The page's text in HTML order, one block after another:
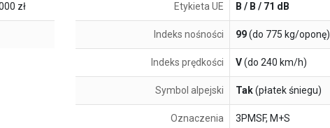
zł Etykieta UE B / B / 71 dB
Indeks nośności 99(do 775 kg/oponę)
Indeks prędkości V(do 240 km/h)
Symbol alpejski Tak(płatek śniegu)
Oznaczenia 3PMSF, M+S